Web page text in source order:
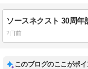
2日前
このブログのここがポイ